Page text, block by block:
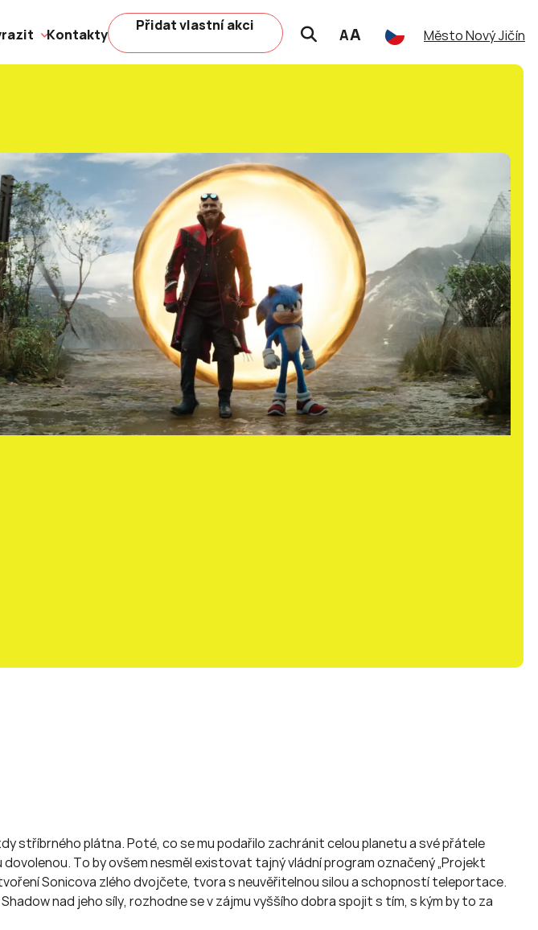
Kontakty
Přidat vlastní akci
AA Město Nový Jičín
stříbrného plátna. Poté, co se mu podařilo zachránit celou planetu a své přátele
To by ovšem nesměl existovat tajný vládní program označený „Projekt
Sonicova zlého dvojčete, tvora s neuvěřitelnou silou a schopností teleportace.
nad jeho síly, rozhodne se v zájmu vyššího dobra spojit s tím, s kým by to za